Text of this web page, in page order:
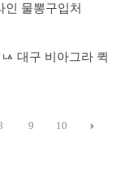
인 물뽕구입처
ㅨ 대구 비아그라 퀵
9 10